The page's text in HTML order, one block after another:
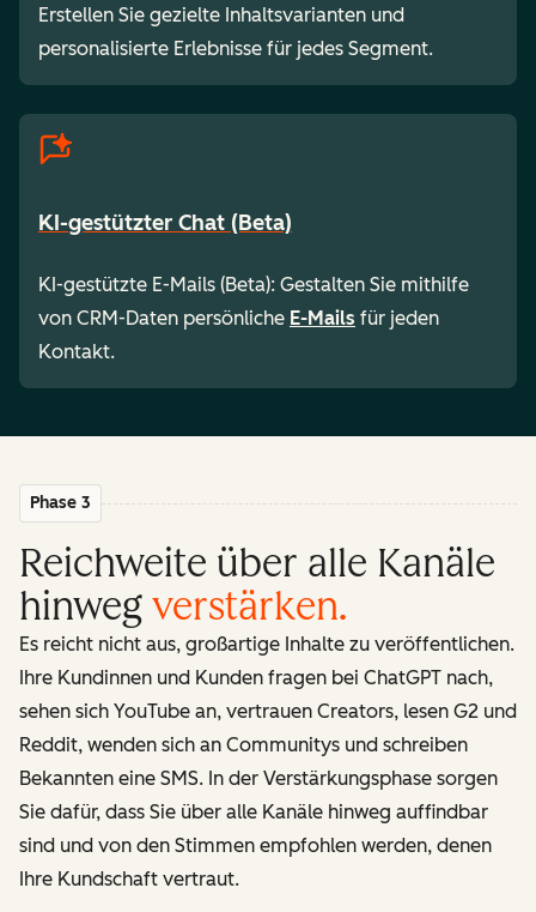
Erstellen Sie gezielte Inhaltsvarianten und
personalisierte Erlebnisse für jedes Segment.
KI-gestützter Chat (Beta)
KI-gestützte E-Mails (Beta): Gestalten Sie mithilfe
von CRM-Daten persönliche E-Mails für jeden
Kontakt.
Phase 3
Reichweite über alle Kanäle
hinweg verstärken.
Es reicht nicht aus, großartige Inhalte zu veröffentlichen.
Ihre Kundinnen und Kunden fragen bei ChatGPT nach,
sehen sich YouTube an, vertrauen Creators, lesen G2 und
Reddit, wenden sich an Communitys und schreiben
Bekannten eine SMS. In der Verstärkungsphase sorgen
Sie dafür, dass Sie über alle Kanäle hinweg auffindbar
sind und von den Stimmen empfohlen werden, denen
Ihre Kundschaft vertraut.